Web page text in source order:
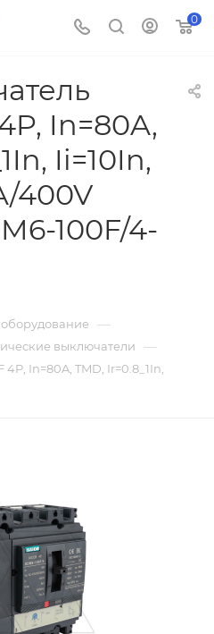
0
In=80A,
Ii=10In,
400V
100F/4-
—
выключатели —
In=80A, TMD, Ir=0.8_1In,